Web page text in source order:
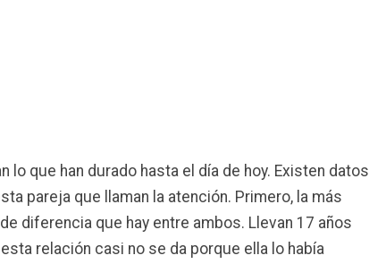
lo que han durado hasta el día de hoy. Existen datos
pareja que llaman la atención. Primero, la más
diferencia que hay entre ambos. Llevan 17 años
relación casi no se da porque ella lo había